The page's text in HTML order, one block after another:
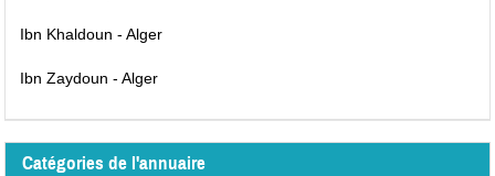
Ibn Khaldoun - Alger
Ibn Zaydoun - Alger
Catégories de l'annuaire